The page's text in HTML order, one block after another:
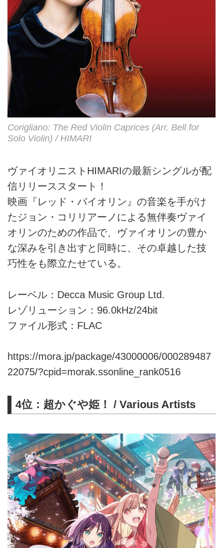
Corigliano: The Red Violin Caprices (Arr. Bell for
Solo Violin) / HIMARI
ヴァイオリニストHIMARIの最新シングルが配
信リリーススタート！
映画『レッド・バイオリン』の音楽を手がけ
たジョン・コリリアーノによる無伴奏ヴァイ
オリンのための作品で、ヴァイオリンの豊か
な深みを引き出すと同時に、その卓越した技
巧性をも際立たせている。
レーベル：Decca Music Group Ltd.
レゾリューション：96.0kHz/24bit
ファイル形式：FLAC
https://mora.jp/package/43000006/000289487
22075/?cpid=morak.ssonline_rank0516
4位：超かぐや姫！ / Various Artists